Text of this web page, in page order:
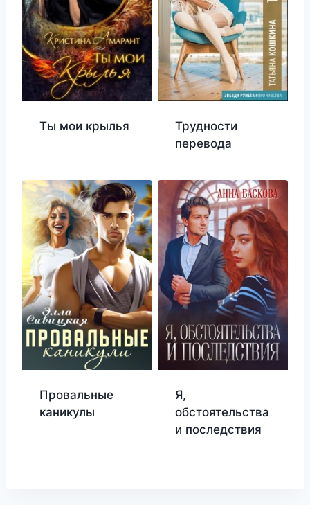
Ты мои крылья
Трудности
перевода
Провальные
каникулы
Я,
обстоятельства
и последствия